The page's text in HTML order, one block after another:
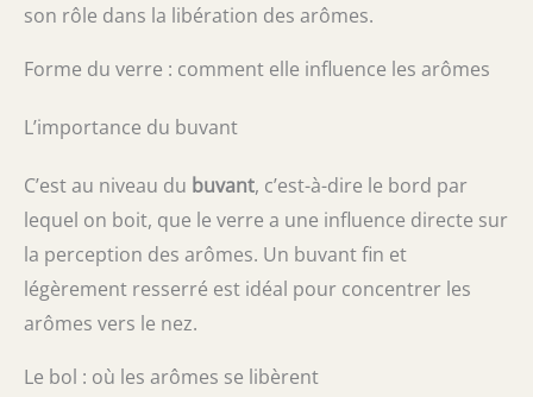
son rôle dans la libération des arômes.
Forme du verre : comment elle influence les arômes
L’importance du buvant
C’est au niveau du buvant, c’est-à-dire le bord par
lequel on boit, que le verre a une influence directe sur
la perception des arômes. Un buvant fin et
légèrement resserré est idéal pour concentrer les
arômes vers le nez.
Le bol : où les arômes se libèrent